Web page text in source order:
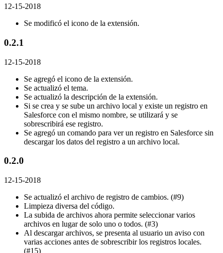
12-15-2018
Se modificó el icono de la extensión.
0.2.1
12-15-2018
Se agregó el icono de la extensión.
Se actualizó el tema.
Se actualizó la descripción de la extensión.
Si se crea y se sube un archivo local y existe un registro en
Salesforce con el mismo nombre, se utilizará y se
sobrescribirá ese registro.
Se agregó un comando para ver un registro en Salesforce sin
descargar los datos del registro a un archivo local.
0.2.0
12-15-2018
Se actualizó el archivo de registro de cambios. (#9)
Limpieza diversa del código.
La subida de archivos ahora permite seleccionar varios
archivos en lugar de solo uno o todos. (#3)
Al descargar archivos, se presenta al usuario un aviso con
varias acciones antes de sobrescribir los registros locales.
(#15)